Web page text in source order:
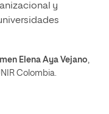
y
Elena Aya Vejano
Colombia.